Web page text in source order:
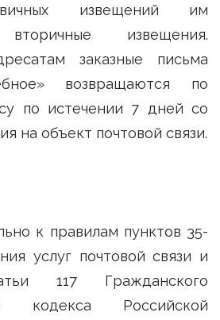
извещений им
вторичные извещения.
заказные письма
возвращаются по
по истечении 7 дней со
на объект почтовой связи.
к правилам пунктов 35-
услуг почтовой связи и
117 Гражданского
кодекса Российской